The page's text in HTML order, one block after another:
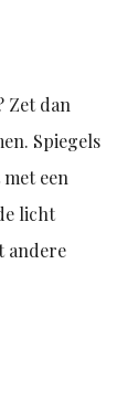
Zet dan
Spiegels
een
licht
andere